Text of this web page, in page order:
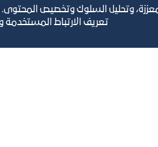
وتحليل السلوك وتخصيص
تعريف الارتباط المستخدمة